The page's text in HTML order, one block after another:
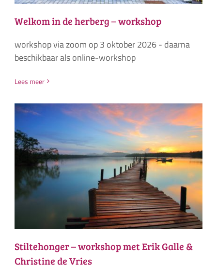
Welkom in de herberg – workshop
workshop via zoom op 3 oktober 2026 - daarna
beschikbaar als online-workshop
Lees meer
Stiltehonger – workshop met Erik Galle &
Christine de Vries